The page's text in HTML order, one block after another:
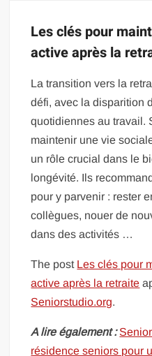
Les clés pour
active après la
La transition vers la
défi, avec la disparition
quotidiennes au travail.
maintenir une vie
un rôle crucial dans le
longévité. Ils
pour y parvenir : rester
collègues, nouer de
dans des activités …
The post Les clés pour
active après la retraite
Seniorstudio.org.
A lire également :
résidence seniors pour